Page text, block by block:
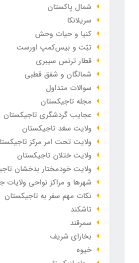
شمال پاکستان
سریلانکا
کنیا و حیات وحش
تبّت و بیس‌کمپ اورست
قطار ترنس سیبری
شمالگان و شفق قطبی
سوالات متداول
مجله تاجیکستان
عجایب گردشگری تاجیکستان
ولایت سغد تاجیکستان
ولایت تحت امر مرکز
ولایت ختلان تاجیکستان
ولایت خودمختار بدخشان
شهرها و مراکز نواحی
نکات مهم سفر به تاجیکستان
تاشکند
سمرقند
بخارای شریف
خیوه